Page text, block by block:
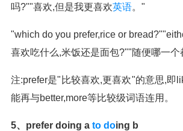
吗?""喜欢,但是我更喜欢英语。"
"which do you prefer,rice or
喜欢吃什么,米饭还是面包?""随便哪一个
注:prefer是"比较喜欢,更喜欢"的意思,即
能再与better,more等比较级词语连用。
5、prefer doing a to doing b